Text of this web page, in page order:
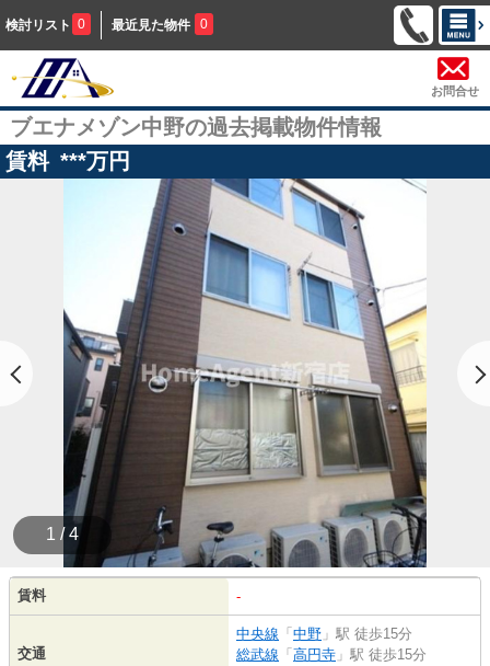
検討リスト 0 最近見た物件 0
お問合せ
ブエナメゾン中野の過去掲載物件情報
賃料 ***万円
1 / 4
賃料 -
交通
中央線 「 中野 」駅 徒歩15分
総武線 「 高円寺 」駅 徒歩15分